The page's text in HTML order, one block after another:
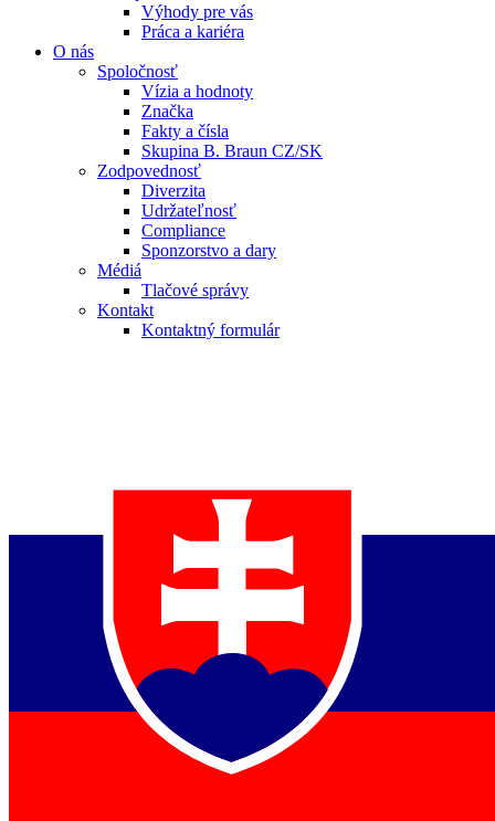
Výhody pre vás
Práca a kariéra
O nás
Spoločnosť
Vízia a hodnoty
Značka
Fakty a čísla
Skupina B. Braun CZ/SK
Zodpovednosť
Diverzita
Udržateľnosť
Compliance
Sponzorstvo a dary
Médiá
Tlačové správy
Kontakt
Kontaktný formulár